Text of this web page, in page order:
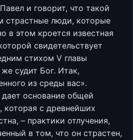
и говорит, что такой
страстные люди, которые
в этом кроется известная
свидетельствует
стихом V главы
судит Бог. Итак,
из среды вас».
основание общей
которая с древнейших
– практики отлучения,
в том, что он страстен,